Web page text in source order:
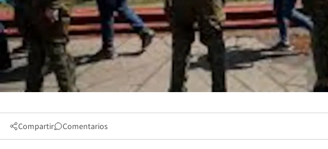
Compartir Comentarios